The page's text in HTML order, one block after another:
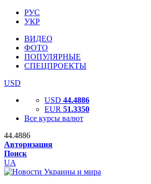
РУС
УКР
ВИДЕО
ФОТО
ПОПУЛЯРНЫЕ
СПЕЦПРОЕКТЫ
USD
USD 44.4886
EUR 51.3350
Все курсы валют
44.4886
Авторизация
Поиск
UA